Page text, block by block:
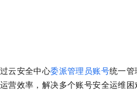
云安全中心委派管理员账号统一
营效率，解决多个账号安全运维困
文，专为长程任务能力而生
构建
支持 Qwen 3.8-Max
折，Qwen/Meoo/TokenPlan 客户专享
用